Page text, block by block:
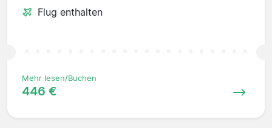
Flug enthalten
Mehr lesen/Buchen
446 €